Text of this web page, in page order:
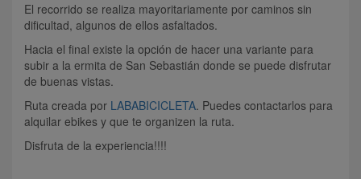
El recorrido se realiza mayoritariamente por caminos sin
dificultad, algunos de ellos asfaltados.
Hacia el final existe la opción de hacer una variante para
subir a la ermita de San Sebastián donde se puede disfrutar
de buenas vistas.
Ruta creada por LABABICICLETA. Puedes contactarlos para
alquilar ebikes y que te organizen la ruta.
Disfruta de la experiencia!!!!